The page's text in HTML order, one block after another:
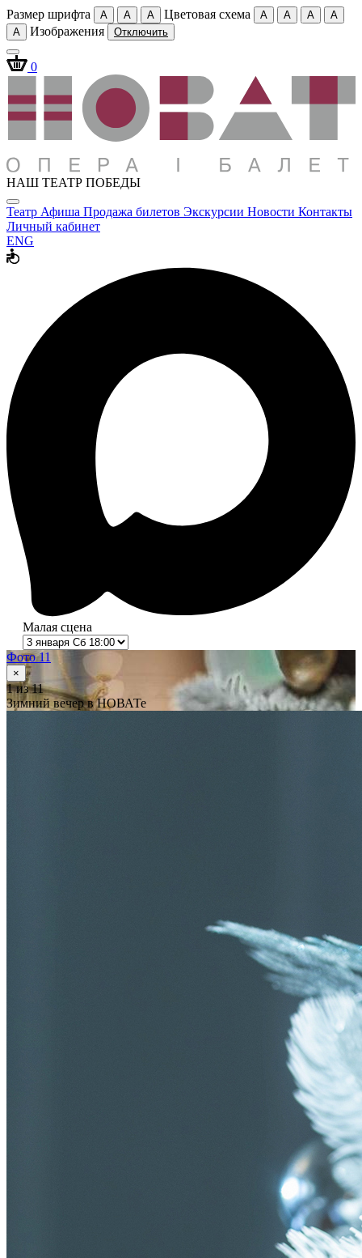
Размер шрифта A A A Цветовая схема A A A
A
A
Изображения Отключить
0
НАШ ТЕАТР ПОБЕДЫ
Театр Афиша Продажа билетов Экскурсии Новости Контакты
Личный кабинет
ENG
Малая сцена
Фото 11
×
1из 11
Зимний вечер в НОВАТе